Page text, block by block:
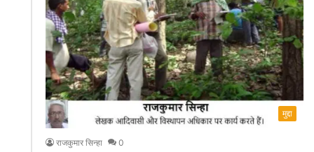
मुद्दा
राजकुमार सिन्हा 0